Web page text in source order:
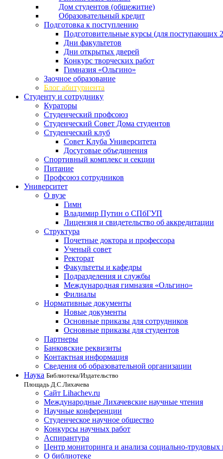
Дом студентов (общежитие)
Образовательный кредит
Подготовка к поступлению
Подготовительные курсы (для поступающих
Дни факультетов
Дни открытых дверей
Конкурс творческих работ
Гимназия «Ольгино»
Заочное образование
Блог абитуриента
Студенту и сотруднику
Кураторы
Студенческий профсоюз
Студенческий Совет Дома студентов
Студенческий клуб
Совет Клуба Университета
Досуговые объединения
Спортивный комплекс и секции
Питание
Профсоюз сотрудников
Университет
О вузе
Гимн
Владимир Путин о СПбГУП
Лицензия и свидетельство об аккредитации
Структура
Почетные доктора и профессора
Ученый совет
Ректорат
Факультеты и кафедры
Подразделения и службы
Международная гимназия «Ольгино»
Филиалы
Нормативные документы
Новые документы
Основные приказы для сотрудников
Основные приказы для студентов
Партнеры
Банковские реквизиты
Контактная информация
Сведения об образовательной организации
Наука Библиотека/Издательство
Площадь Д.С.Лихачева
Сайт Lihachev.ru
Международные Лихачевские научные чтения
Научные конференции
Студенческое научное общество
Конкурсы научных работ
Аспирантура
Центр мониторинга и анализа социально-трудовых
О библиотеке